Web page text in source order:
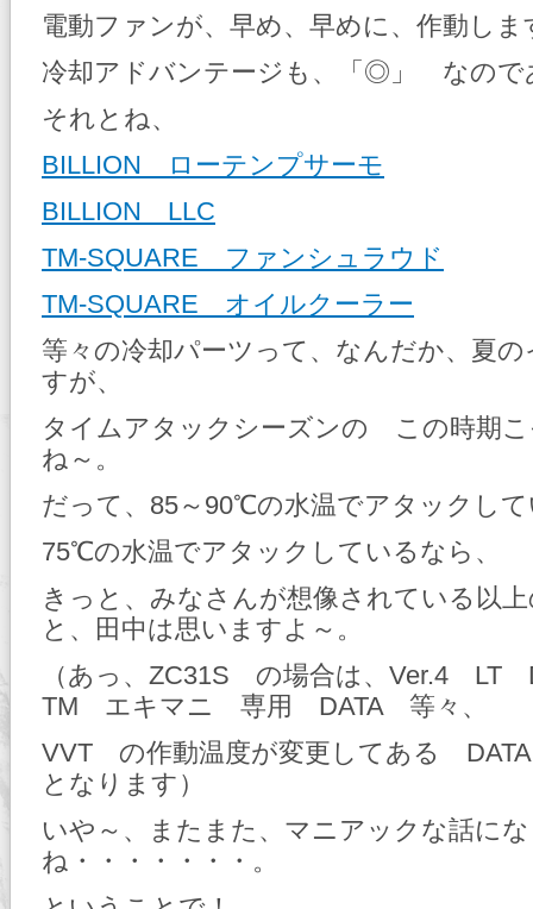
電動ファンが、早め、早めに、作動しま
冷却アドバンテージも、「◎」 なので
それとね、
BILLION ローテンプサーモ
BILLION LLC
TM-SQUARE ファンシュラウド
TM-SQUARE オイルクーラー
等々の冷却パーツって、なんだか、夏
すが、
タイムアタックシーズンの この時期
ね～。
だって、85～90℃の水温でアタックし
75℃の水温でアタックしているなら、
きっと、みなさんが想像されている以
と、田中は思いますよ～。
（あっ、ZC31S の場合は、Ver.4
TM エキマニ 専用 DATA 等々、
VVT の作動温度が変更してある DATA
となります）
いや～、またまた、マニアックな話に
ね・・・・・・・。